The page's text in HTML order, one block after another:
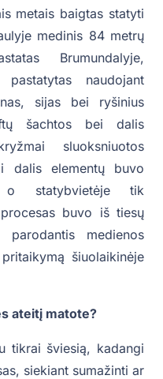
metais baigtas statyti
medinis 84 metrų
Brumundalyje,
naudojant
sijas bei ryšinius
šachtos bei dalis
sluoksniuotos
dalis elementų buvo
o statybvietėje tik
buvo iš tiesų
medienos
šiuolaikinėje
ateitį matote?
tikrai šviesią, kadangi
siekiant sumažinti ar